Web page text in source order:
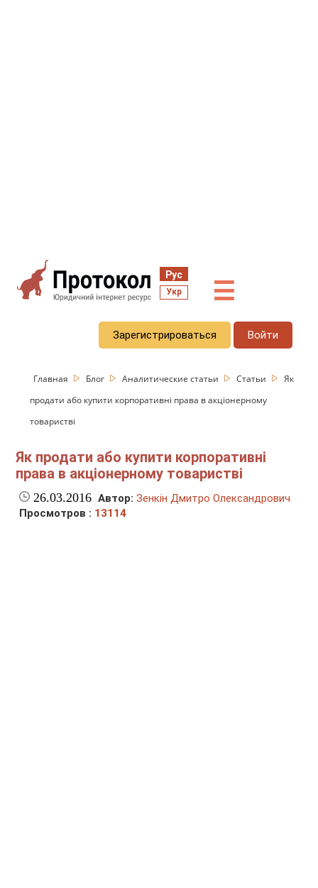
Рус
Укр ☰
Зарегистрироваться Войти
Главная Блог Аналитические статьи Статьи
Як
продати або купити корпоративні права в акціонерному
товаристві
Як продати або купити корпоративні
права в акціонерному товаристві
26.03.2016 Автор: Зенкін Дмитро Олександрович
Просмотров : 13114